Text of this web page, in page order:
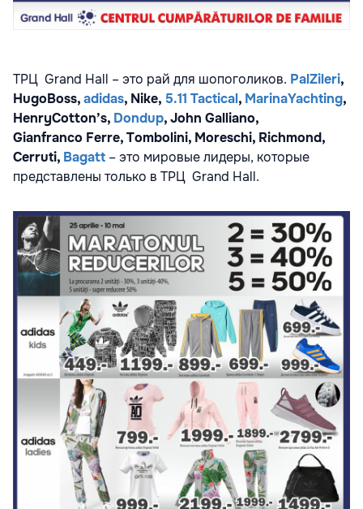
ТРЦ Grand Hall – это рай для шопоголиков. PalZileri,
HugoBoss,adidas, Nike, 5.11 Tactical, MarinaYachting,
HenryCotton’s, Dondup,John Galliano,
Gianfranco Ferre,Tombolini, Moreschi, Richmond,
Cerruti, Bagatt – это мировые лидеры, которые
представлены только в ТРЦ Grand Hall.